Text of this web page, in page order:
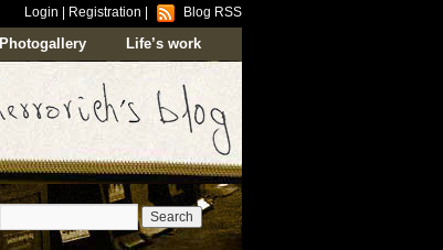
Login Registration Blog RSS
Photogallery Life’s work